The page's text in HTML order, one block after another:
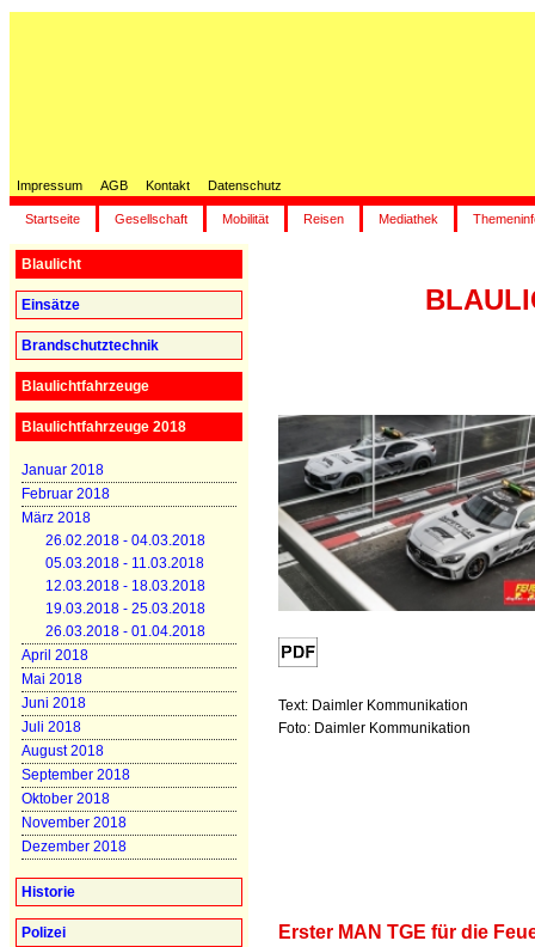
Impressum AGB Kontakt Datenschutz
Startseite Gesellschaft Mobilität Reisen Mediathek
Blaulicht
Einsätze
Brandschutztechnik
Blaulichtfahrzeuge
Blaulichtfahrzeuge 2018
Januar 2018
Februar 2018
März 2018
26.02.2018 - 04.03.2018
05.03.2018 - 11.03.2018
12.03.2018 - 18.03.2018
19.03.2018 - 25.03.2018
26.03.2018 - 01.04.2018
April 2018
Mai 2018
Juni 2018
Juli 2018
August 2018
September 2018
Oktober 2018
November 2018
Dezember 2018
Historie
Polizei
Text: Daimler Kommunikation
Foto: Daimler Kommunikation
Erster MAN TGE für die